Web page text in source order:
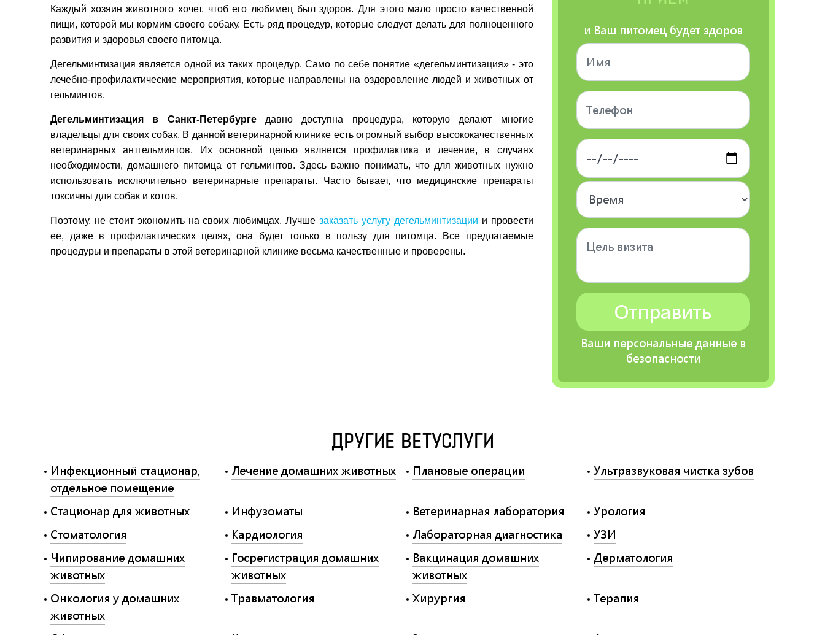
Каждый хозяин животного хочет, чтоб его любимец был здоров. Для этого мало просто качественной
пищи, которой мы кормим своего собаку. Есть ряд процедур, которые следует делать для полноценного
развития и здоровья своего питомца.
Дегельминтизация является одной из таких процедур. Само по себе понятие «дегельминтизация» - это
лечебно-профилактические мероприятия, которые направлены на оздоровление людей и животных от
гельминтов.
Дегельминтизация в Санкт-Петербургедавно доступна процедура, которую делают многие
владельцы для своих собак. В данной ветеринарной клинике есть огромный выбор высококачественных
ветеринарных антгельминтов. Их основной целью является профилактика и лечение, в случаях
необходимости, домашнего питомца от гельминтов. Здесь важно понимать, что для животных нужно
использовать исключительно ветеринарные препараты. Часто бывает, что медицинские препараты
токсичны для собак и котов.
Поэтому, не стоит экономить на своих любимцах. Лучшезаказать услугу дегельминтизации и провести
ее, даже в профилактических целях, она будет только в пользу для питомца. Все предлагаемые
процедуры и препараты в этой ветеринарной клинике весьма качественные и проверены.
и Ваш питомец будет здоров
Ваши персональные данные в
безопасности
ДРУГИЕ ВЕТУСЛУГИ
Инфекционный стационар,
отдельное помещение
Лечение домашних животных Плановые операции Ультразвуковая чистка зубов
Стационар для животных Инфузоматы Ветеринарная лаборатория
Урология
Стоматология
Кардиология Лабораторная диагностика
УЗИ
Чипирование домашних
животных
Госрегистрация домашних
животных
Вакцинация домашних
животных
Дерматология
Онкология у домашних
животных
Травматология Хирургия Терапия